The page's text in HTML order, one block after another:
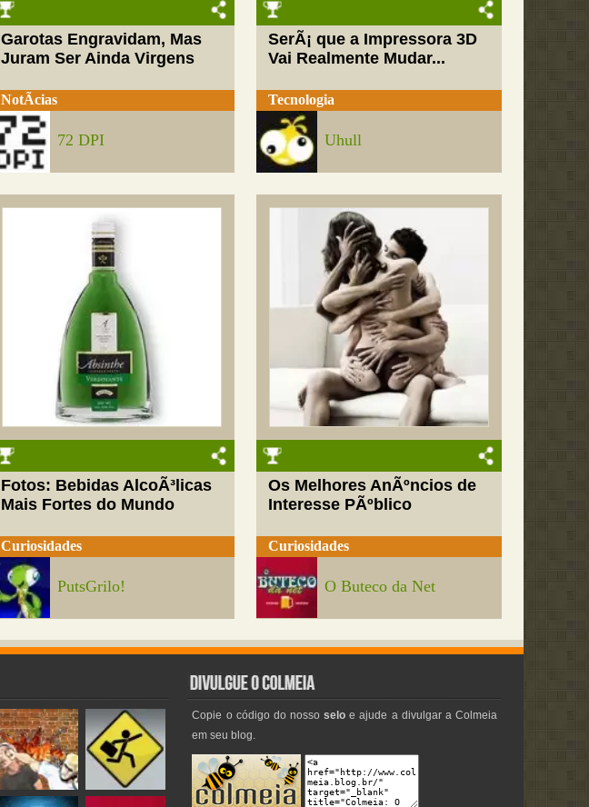
Garotas Engravidam, Mas
Juram Ser Ainda Virgens
NotÃ­cias
72 DPI
SerÃ¡ que a Impressora 3D
Vai Realmente Mudar...
Tecnologia
Uhull
Fotos: Bebidas AlcoÃ³licas
Mais Fortes do Mundo
Curiosidades
PutsGrilo!
Os Melhores AnÃºncios de
Interesse PÃºblico
Curiosidades
O Buteco da Net
Copie o código do nossoselo e ajude a divulgar a Colmeia
em seu blog.